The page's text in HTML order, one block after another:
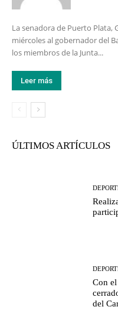
La senadora de Puerto Plata,
miércoles al gobernador del
los miembros de la Junta...
Leer más
ÚLTIMOS ARTÍCULOS
Con
del